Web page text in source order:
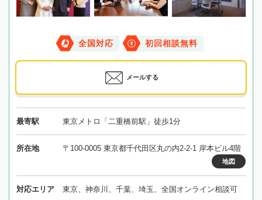
全国対応 初回相談無料
メールする
最寄駅 東京メトロ「二重橋前駅」徒歩1分
所在地 〒100-0005 東京都千代田区丸の内2-2-1 岸本ビル4階
地図
対応エリア 東京、神奈川、千葉、埼玉、全国オンライン相談可